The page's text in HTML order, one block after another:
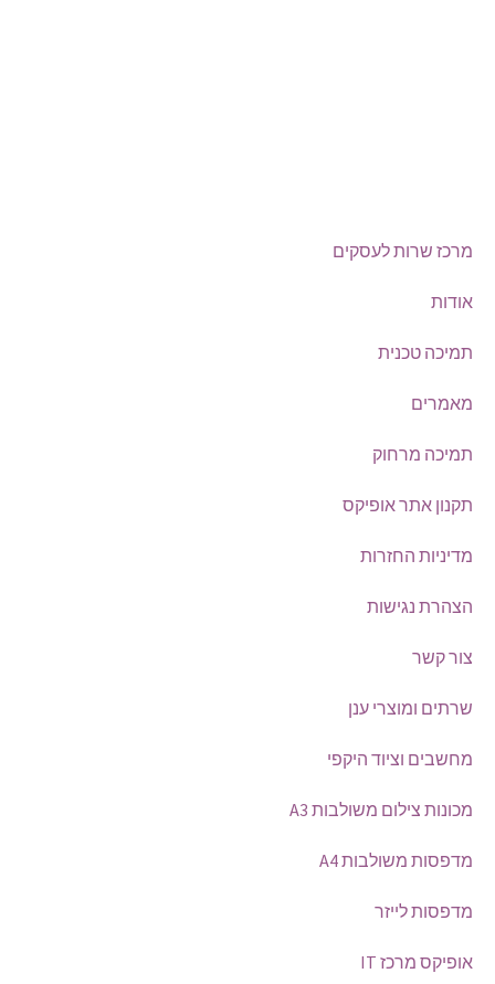
מרכז שרות לעסקים
אודות
תמיכה טכנית
מאמרים
תמיכה מרחוק
תקנון אתר אופיקס
מדיניות החזרות
הצהרת נגישות
צור קשר
שרתים ומוצרי ענן
מחשבים וציוד היקפי
מכונות צילום משולבות A3
מדפסות משולבות A4
מדפסות לייזר
אופיקס מרכז IT